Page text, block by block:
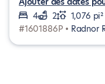
4
2
1,076 pi²
#1601886P • Radnor